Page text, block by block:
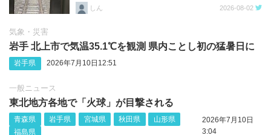
しん 2026-08-02
気象・災害
岩手 北上市で気温35.1℃を観測 県内ことし初の猛暑日に
岩手県 2026年7月10日12:51
一般ニュース
東北地方各地で「火球」が目撃される
青森県 岩手県 宮城県 秋田県
山形県
福島県
2026年7月10日
3:04